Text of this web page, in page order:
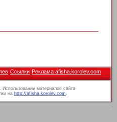
Ссылки Реклама afisha.korolev.com
материалов сайта
на http://afisha.korolev.com.